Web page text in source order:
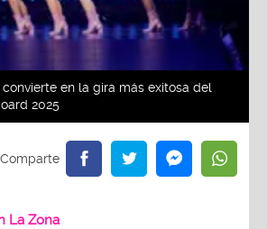
en la gira más exitosa del
2025
La Zona